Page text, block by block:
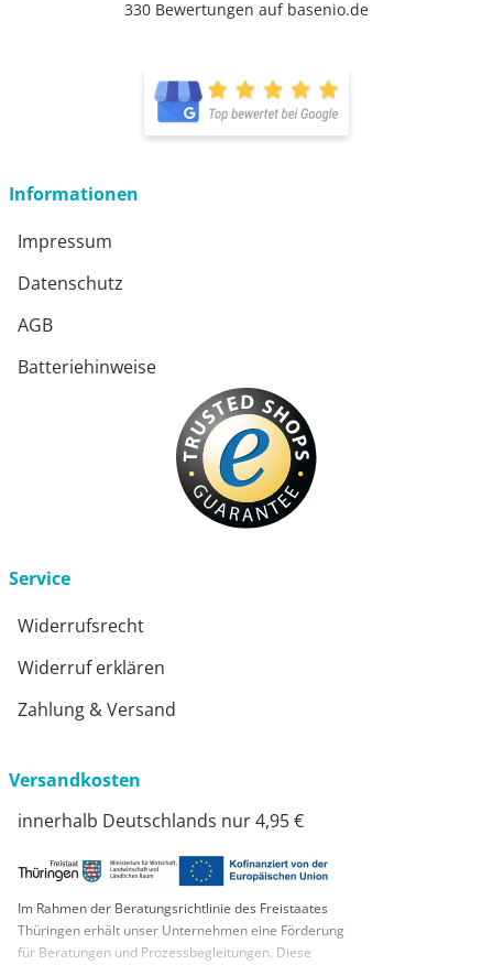
330 Bewertungen auf basenio.de
öffnet in neuem Fenster
Informationen
Impressum
Datenschutz
AGB
Batteriehinweise
Service
Widerrufsrecht
Widerruf erklären
Zahlung & Versand
Versandkosten
innerhalb Deutschlands nur 4,95 €
Im Rahmen der Beratungsrichtlinie des Freistaates
Thüringen erhält unser Unternehmen eine Förderung
für Beratungen und Prozessbegleitungen. Diese